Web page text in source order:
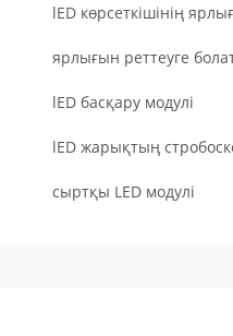
lED көрсеткішінің
ярлығын реттеуге
lED басқару модулі
lED жарықтың
сыртқы LED модулі